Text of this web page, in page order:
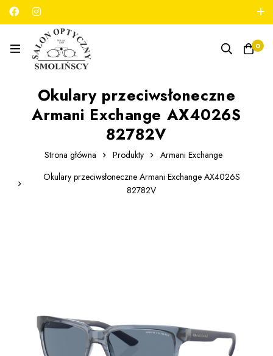
789 180 706
0
Okulary przeciwsłoneczne
Armani Exchange AX4026S
82782V
Strona główna Produkty
Armani Exchange
Okulary przeciwsłoneczne Armani Exchange AX4026S
82782V